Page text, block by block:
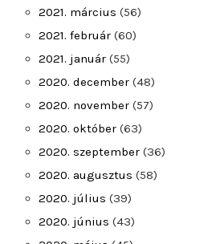
2021. március (56)
2021. február (60)
2021. január (55)
2020. december (48)
2020. november (57)
2020. október (63)
2020. szeptember (36)
2020. augusztus (58)
2020. július (39)
2020. június (43)